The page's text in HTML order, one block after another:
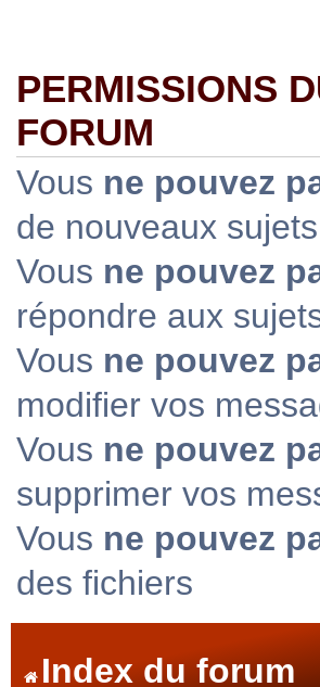
PERMISSIONS
FORUM
Vous ne pouvez
de nouveaux sujets
Vous ne pouvez
répondre aux
Vous ne pouvez
modifier vos
Vous ne pouvez
supprimer vos
Vous ne pouvez
des fichiers
Index du forum